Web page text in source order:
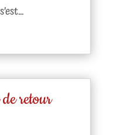
retour